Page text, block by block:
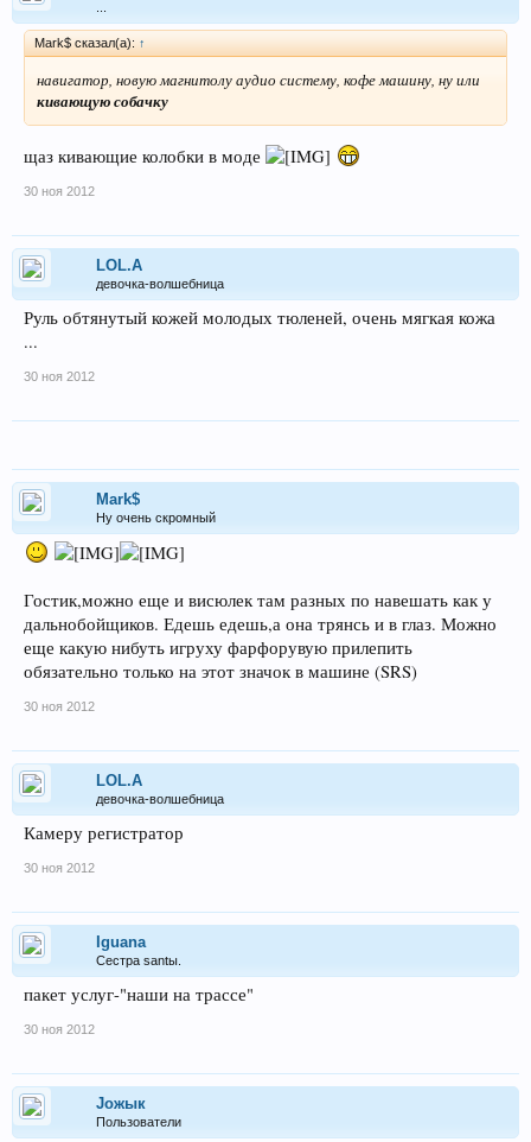
Mark$ сказал(а): ↑
навигатор, новую магнитолу аудио систему, кофе машину, ну или
кивающую собачку
щаз кивающие колобки в моде
30 ноя 2012
LOL.A
девочка-волшебница
Руль обтянутый кожей молодых тюленей, очень мягкая кожа
...
30 ноя 2012
Mark$
Ну очень скромный
Гостик,можно еще и висюлек там разных по навешать как у
дальнобойщиков. Едешь едешь,а она трянсь и в глаз. Можно
еще какую нибуть игруху фарфорувую прилепить
обязательно только на этот значок в машине (SRS)
30 ноя 2012
LOL.A
девочка-волшебница
Камеру регистратор
30 ноя 2012
Iguana
Сестра santы.
пакет услуг-"наши на трассе"
30 ноя 2012
Joжык
Пользователи